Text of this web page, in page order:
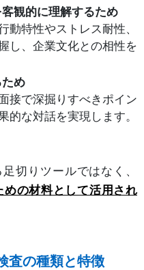
観的に理解するため
動特性やストレス耐性、
し、企業文化との相性を
め
接で深掘りすべきポイン
的な対話を実現します。
切りツールではなく、
の材料として活用され
査の種類と特徴